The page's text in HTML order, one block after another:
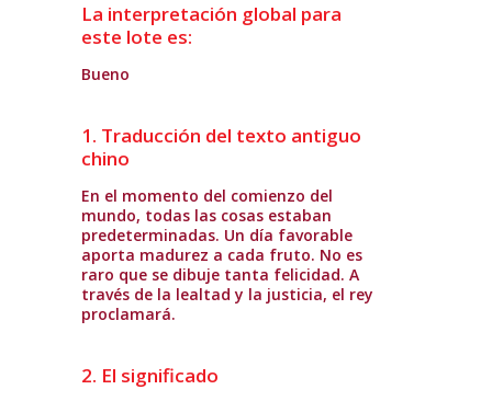
La interpretación global para
este lote es:
Bueno
1. Traducción del texto antiguo
chino
En el momento del comienzo del
mundo, todas las cosas estaban
predeterminadas. Un día favorable
aporta madurez a cada fruto. No es
raro que se dibuje tanta felicidad. A
través de la lealtad y la justicia, el rey
proclamará.
2. El significado